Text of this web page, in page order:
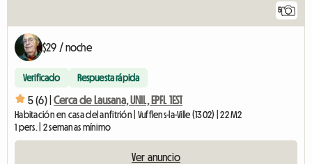
5
$29 / noche
Verificado Respuesta rápida
5 (6) | Cerca de Lausana, UNIL, EPFL 1EST
Habitación en casa del anfitrión | Vufflens-la-Ville (1302) | 22 M2
1 pers. | 2 semanas mínimo
Ver anuncio